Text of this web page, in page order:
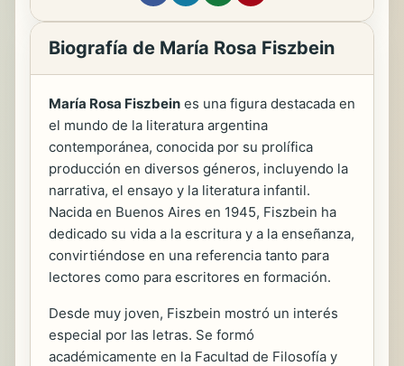
Biografía de María Rosa Fiszbein
María Rosa Fiszbein es una figura destacada en
el mundo de la literatura argentina
contemporánea, conocida por su prolífica
producción en diversos géneros, incluyendo la
narrativa, el ensayo y la literatura infantil.
Nacida en Buenos Aires en 1945, Fiszbein ha
dedicado su vida a la escritura y a la enseñanza,
convirtiéndose en una referencia tanto para
lectores como para escritores en formación.
Desde muy joven, Fiszbein mostró un interés
especial por las letras. Se formó
académicamente en la Facultad de Filosofía y